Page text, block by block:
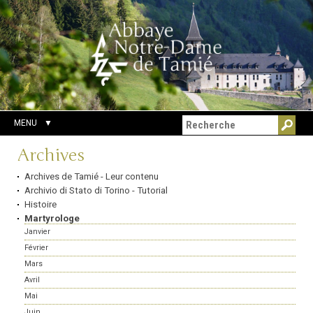
Aller
au
contenu.
|
Aller
à
la
navigation
Outils
personnels
Chercher par
Recherche
avancée…
MENU
Navigation
Archives
Archives de Tamié - Leur contenu
Archivio di Stato di Torino - Tutorial
Histoire
Martyrologe
Janvier
Février
Mars
Avril
Mai